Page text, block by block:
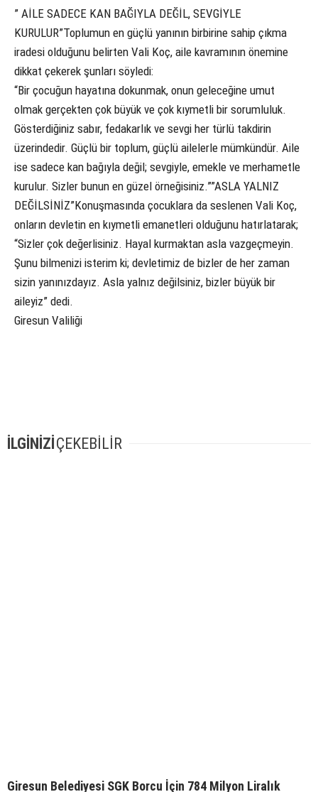
” AİLE SADECE KAN BAĞIYLA DEĞİL, SEVGİYLE
KURULUR”Toplumun en güçlü yanının birbirine sahip çıkma
iradesi olduğunu belirten Vali Koç, aile kavramının önemine
dikkat çekerek şunları söyledi:
“Bir çocuğun hayatına dokunmak, onun geleceğine umut
olmak gerçekten çok büyük ve çok kıymetli bir sorumluluk.
Gösterdiğiniz sabır, fedakarlık ve sevgi her türlü takdirin
üzerindedir. Güçlü bir toplum, güçlü ailelerle mümkündür. Aile
ise sadece kan bağıyla değil; sevgiyle, emekle ve merhametle
kurulur. Sizler bunun en güzel örneğisiniz.””ASLA YALNIZ
DEĞİLSİNİZ”Konuşmasında çocuklara da seslenen Vali Koç,
onların devletin en kıymetli emanetleri olduğunu hatırlatarak;
“Sizler çok değerlisiniz. Hayal kurmaktan asla vazgeçmeyin.
Şunu bilmenizi isterim ki; devletimiz de bizler de her zaman
sizin yanınızdayız. Asla yalnız değilsiniz, bizler büyük bir
aileyiz” dedi.
Giresun Valiliği
İLGİNİZİÇEKEBİLİR
Giresun Belediyesi SGK Borcu İçin 784 Milyon Liralık